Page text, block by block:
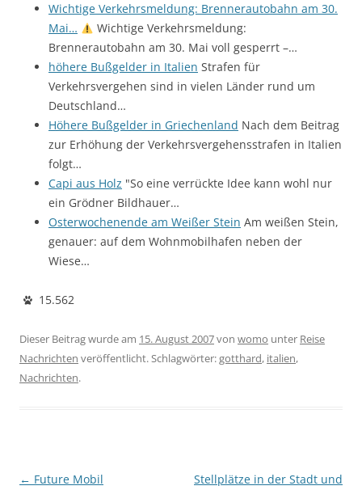
Wichtige Verkehrsmeldung: Brennerautobahn am 30.
Mai…
Wichtige Verkehrsmeldung:
Brennerautobahn am 30. Mai voll gesperrt –…
höhere Bußgelder in Italien Strafen für
Verkehrsvergehen sind in vielen Länder rund um
Deutschland…
Höhere Bußgelder in Griechenland Nach dem Beitrag
zur Erhöhung der Verkehrsvergehensstrafen in Italien
folgt…
Capi aus Holz "So eine verrückte Idee kann wohl nur
ein Grödner Bildhauer…
Osterwochenende am Weißer Stein Am weißen Stein,
genauer: auf dem Wohnmobilhafen neben der
Wiese…
15.562
Dieser Beitrag wurde am 15. August 2007von womo unter Reise
Nachrichten veröffentlicht. Schlagwörter:gotthard, italien,
Nachrichten.
Beitragsnavigation
← Future Mobil
Stellplätze in der Stadt und